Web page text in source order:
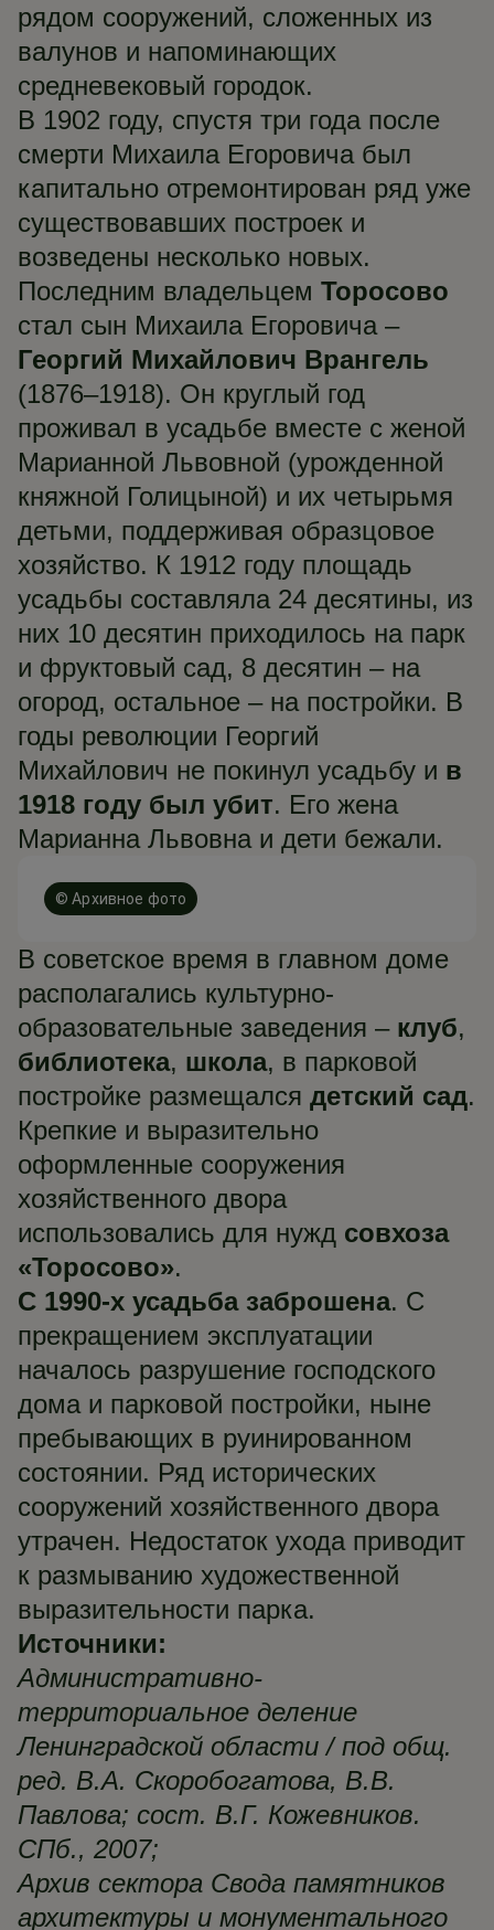
рядом сооружений, сложенных из
валунов и напоминающих
средневековый городок.
В 1902 году, спустя три года после
смерти Михаила Егоровича был
капитально отремонтирован ряд уже
существовавших построек и
возведены несколько новых.
Последним владельцем Торосово
стал сын Михаила Егоровича –
Георгий Михайлович Врангель
(1876–1918). Он круглый год
проживал в усадьбе вместе с женой
Марианной Львовной (урожденной
княжной Голицыной) и их четырьмя
детьми, поддерживая образцовое
хозяйство. К 1912 году площадь
усадьбы составляла 24 десятины, из
них 10 десятин приходилось на парк
и фруктовый сад, 8 десятин – на
огород, остальное – на постройки. В
годы революции Георгий
Михайлович не покинул усадьбу и в
1918 году был убит. Его жена
Марианна Львовна и дети бежали.
© Архивное фото
В советское время в главном доме
располагались культурно-
образовательные заведения – клуб,
библиотека, школа, в парковой
постройке размещался детский сад.
Крепкие и выразительно
оформленные сооружения
хозяйственного двора
использовались для нужд совхоза
«Торосово».
С 1990-х усадьба заброшена. С
прекращением эксплуатации
началось разрушение господского
дома и парковой постройки, ныне
пребывающих в руинированном
состоянии. Ряд исторических
сооружений хозяйственного двора
утрачен. Недостаток ухода приводит
к размыванию художественной
выразительности парка.
Источники:
Административно-
территориальное деление
Ленинградской области / под общ.
ред. В.А. Скоробогатова, В.В.
Павлова; сост. В.Г. Кожевников.
СПб., 2007;
Архив сектора Свода памятников
архитектуры и монументального